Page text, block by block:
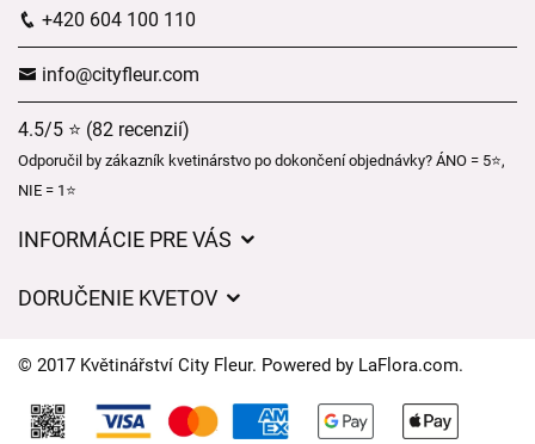
+420 604 100 110
info@cityfleur.com
4.5/5 ⭐ (82 recenzií)
Odporučil by zákazník kvetinárstvo po dokončení objednávky? ÁNO = 5⭐,
NIE = 1⭐
INFORMÁCIE PRE VÁS
Časy doručenia kvetov – prehľad možností
DORUČENIE KVETOV
Kam doručujeme kvety
Súbory cookie
© 2017 Květinářství City Fleur. Powered by LaFlora.com.